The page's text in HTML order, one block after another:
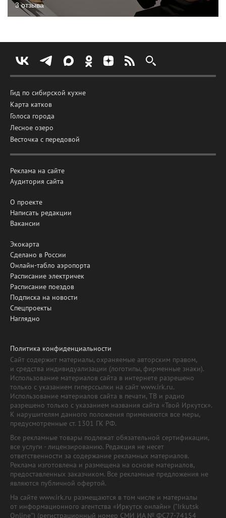
3 отзыва
Гид по сибирской кухне
Карта катков
Голоса города
Лесное озеро
Весточка с передовой
Реклама на сайте
Аудитория сайта
О проекте
Написать редакции
Вакансии
Экокарта
Сделано в России
Онлайн-табло аэропорта
Расписание электричек
Расписание поездов
Подписка на новости
Спецпроекты
Наглядно
Политика конфиденциальности
Сайт содержит материалы, охраняемые авторским правом,
и средства индивидуализации (логотипы, фирменные знаки).
Использование материалов сайта в интернете разрешено
только с указанием гиперссылки на сайт www.irk.ru.
Использование материалов сайта в печати, ТВ и радио
разрешено только с указанием названия сайта «Твой Иркутск».
К нарушителям данного положения применяются все меры,
предусмотренные ст. 1301 ГК РФ.
Все рекламные товары подлежат обязательной сертификации,
все услуги - лицензированию. Редакция не несет
ответственности за содержание рекламных материалов.
Реклама изготовлена и размещена на основе материалов,
предоставленных заказчиком. Все рекламные предложения не
являются публичной офертой.
На сайте www.irk.ru размещаются в том числе и материалы
от информационного агентства «Иркутск онлайн» ("Irkutsk
Online") (регистрационный номер СМИ ИА № ФС77-74154